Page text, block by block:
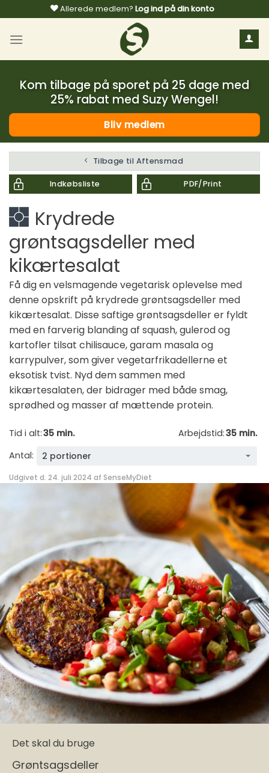
til
indhold
Allerede medlem? Log ind på din konto
Kom tilbage på sporet på 25 dage med
25% rabat med Suzy Wengel!
Bliv medlem
Tilbage til Aftensmad
Indkøbsliste PDF/Print
Krydrede
grøntsagsdeller med
kikærtesalat
Få dig en velsmagende vegetarisk oplevelse med
denne opskrift på krydrede grøntsagsdeller med
kikærtesalat. Disse saftige grøntsagsdeller er fyldt
med en farverig blanding af squash, gulerod og
kartofler tilsat chilisauce, garam masala og
karrypulver, som giver vegetarfrikadellerne et
eksotisk tvist. Nyd dem sammen med
kikærtesalaten, der bidrager med både smag,
sprødhed og masser af mættende protein.
Tid i alt:35 min. Arbejdstid:35 min.
Antal:
2 portioner
Udgivet d. 24. juli 2024 af SenseMyDiet
Det skal du bruge
Grøntsagsdeller